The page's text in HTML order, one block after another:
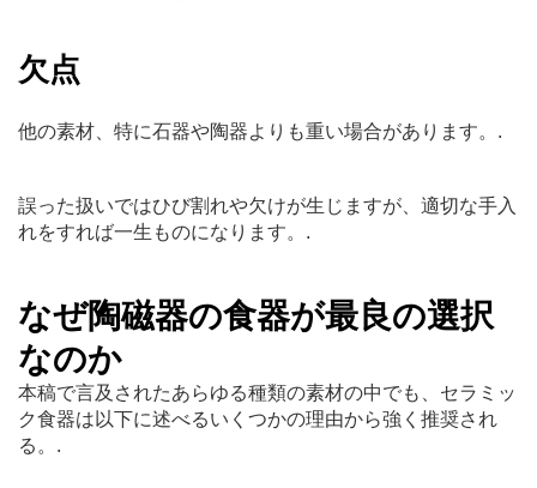
欠点
他の素材、特に石器や陶器よりも重い場合があります。.
誤った扱いではひび割れや欠けが生じますが、適切な手入
れをすれば一生ものになります。.
なぜ陶磁器の食器が最良の選択
なのか
本稿で言及されたあらゆる種類の素材の中でも、セラミッ
ク食器は以下に述べるいくつかの理由から強く推奨され
る。.